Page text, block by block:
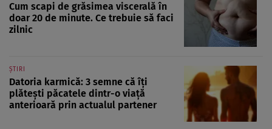
Cum scapi de grăsimea viscerală în
doar 20 de minute. Ce trebuie să faci
zilnic
ȘTIRI
Datoria karmică: 3 semne că îți
plătești păcatele dintr-o viață
anterioară prin actualul partener